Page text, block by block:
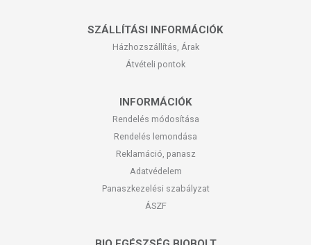
SZÁLLÍTÁSI INFORMÁCIÓK
Házhozszállítás, Árak
Átvételi pontok
INFORMÁCIÓK
Rendelés módosítása
Rendelés lemondása
Reklamáció, panasz
Adatvédelem
Panaszkezelési szabályzat
ÁSZF